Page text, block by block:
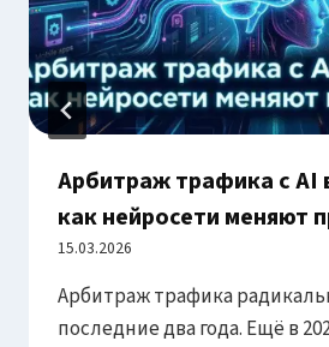
Арбитраж трафика с AI
как нейросети меняют
15.03.2026
Арбитраж трафика
последние два года. Ещё в